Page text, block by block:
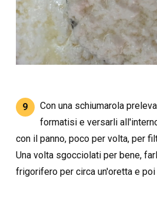
9
Con una schiumarola
formatisi e versarli
con il panno, poco per volta, per
Una volta sgocciolati per bene,
frigorifero per circa un'oretta e